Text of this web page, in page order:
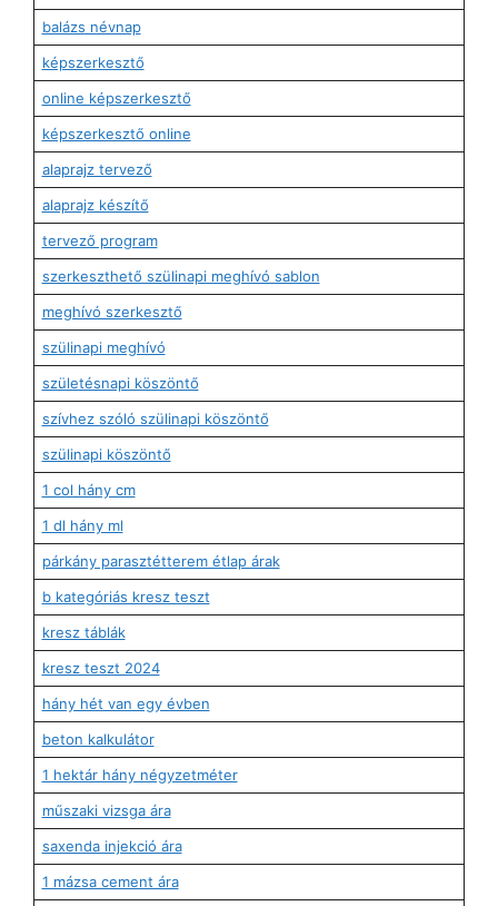
balázs névnap
képszerkesztő
online képszerkesztő
képszerkesztő online
alaprajz tervező
alaprajz készítő
tervező program
szerkeszthető szülinapi meghívó sablon
meghívó szerkesztő
szülinapi meghívó
születésnapi köszöntő
szívhez szóló szülinapi köszöntő
szülinapi köszöntő
1 col hány cm
1 dl hány ml
párkány parasztétterem étlap árak
b kategóriás kresz teszt
kresz táblák
kresz teszt 2024
hány hét van egy évben
beton kalkulátor
1 hektár hány négyzetméter
műszaki vizsga ára
saxenda injekció ára
1 mázsa cement ára